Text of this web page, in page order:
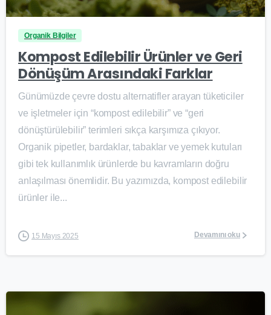
Organik Bilgiler
Kompost Edilebilir Ürünler ve Geri
Dönüşüm Arasındaki Farklar
Günümüzde çevre dostu alternatifler arayan tüketiciler
ve işletmeler için “kompost edilebilir” ve “geri
dönüştürülebilir” terimleri sıkça karşımıza çıkıyor.
Organik pipetler, bardaklar, tabaklar ve yemek kutuları
gibi tek kullanımlık ürünlerde bu kavramların doğru
anlaşılması önemlidir. Bu yazımızda, kompost edilebilir
ürünler ile...
15 Mayıs 2025 Devamını oku